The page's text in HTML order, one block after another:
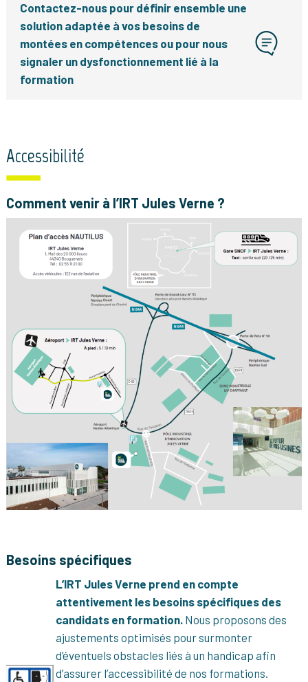
Contactez-nous pour définir ensemble une
solution adaptée à vos besoins de
montées en compétences ou pour nous
signaler un dysfonctionnement lié à la
formation
Accessibilité
Comment venir à l’IRT Jules Verne ?
Besoins spécifiques
L’IRT Jules Verne prend en compte
attentivement les besoins spécifiques des
candidats en formation. Nous proposons des
ajustements optimisés pour surmonter
d’éventuels obstacles liés à un handicap afin
d’assurer l’accessibilité de nos formations.